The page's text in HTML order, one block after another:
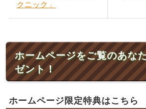
クニック」
ホームページをご覧のあな
ゼント！
ホームページ限定特典はこちら